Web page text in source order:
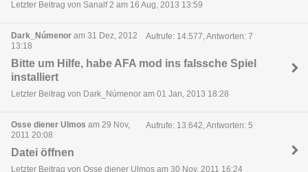
Letzter Beitrag von Sanalf 2 am 16 Aug, 2013 13:59
Dark_Númenor am 31 Dez, 2012
13:18
Aufrufe: 14.577, Antworten: 7
Bitte um Hilfe, habe AFA mod ins falssche Spiel
installiert
Letzter Beitrag von Dark_Númenor am 01 Jan, 2013 18:28
Osse diener Ulmos am 29 Nov,
2011 20:08
Aufrufe: 13.642, Antworten: 5
Datei öffnen
Letzter Beitrag von Osse diener Ulmos am 30 Nov, 2011 16:24